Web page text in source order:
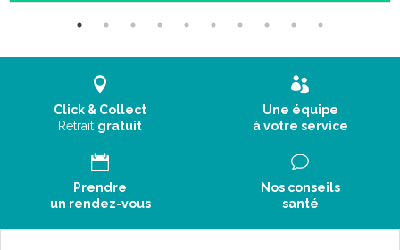
augmente le seuil de tolérance du cuir chevelu sensibilisé.
Conseils d' utilisation :
Période d’ attaque (3 semaines) :
1 à 2 shampooings/semaine.
Rincez et renouvelez l’opération.
Click & Collect
Retrait gratuit
Une équipe
à votre service
Prendre
un rendez-vous
Nos conseils
santé